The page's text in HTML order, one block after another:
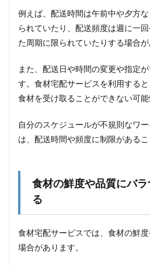
物不
7.2
7.3
な食
メニ
ュー
修
お子
好み
に合
例えば、配送時間は午前中や夕方
られていたり、配送頻度は週に一
た周期に限られていたりする場合が
また、配送日や時間の変更や指定
す。食材宅配サービスを利用する
食材を受け取ることができない可能
自分のスケジュールが不規則なワ
は、配送時間や頻度に制限があるこ
食材の鮮度や品質にバ
る
食材宅配サービスでは、食材の鮮
場合があります。